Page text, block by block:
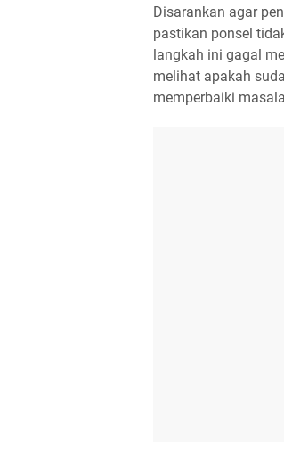
Disarankan agar
pastikan ponsel
langkah ini gagal
melihat apakah
memperbaiki